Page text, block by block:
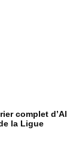
complet d’Al
la Ligue